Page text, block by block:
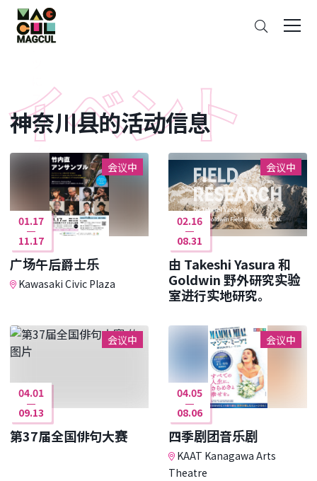
ン
テ
ン
ス
キ
ッ
プ
神奈川县的活动信息
会议中
01.17
11.17
广场午后爵士乐
Kawasaki Civic Plaza
会议中
02.16
08.31
由 Takeshi Yasura 和
Goldwin 野外研究实验
室进行实地研究。
会议中
04.01
09.13
第37届全国俳句大赛
会议中
04.05
08.06
四季剧团音乐剧
KAAT Kanagawa Arts
Theatre